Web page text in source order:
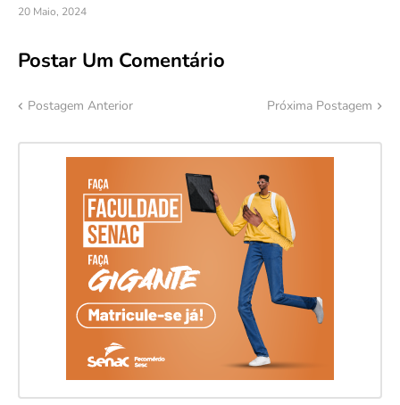
20 Maio, 2024
Postar Um Comentário
Postagem Anterior Próxima Postagem